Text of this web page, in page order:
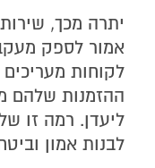
יתרה מכך,
אמור לספק
לקוחות
ההזמנות שלהם
ליעדן. רמה זו
לבנות אמון